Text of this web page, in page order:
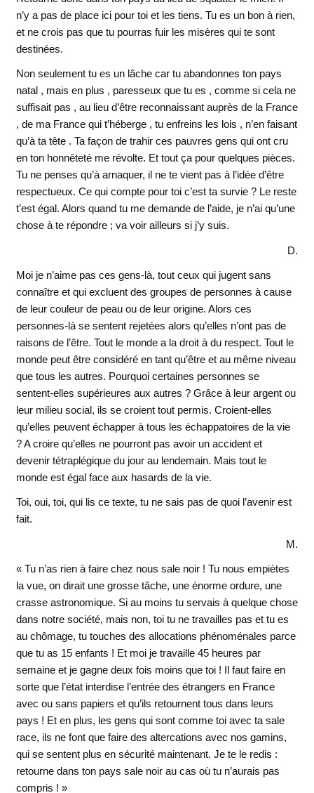
n’y a pas de place ici pour toi et les tiens. Tu es un bon à rien,
et ne crois pas que tu pourras fuir les misères qui te sont
destinées.
Non seulement tu es un lâche car tu abandonnes ton pays
natal , mais en plus , paresseux que tu es , comme si cela ne
suffisait pas , au lieu d’être reconnaissant auprès de la France
, de ma France qui t’héberge , tu enfreins les lois , n’en faisant
qu’à ta tête . Ta façon de trahir ces pauvres gens qui ont cru
en ton honnêteté me révolte. Et tout ça pour quelques pièces.
Tu ne penses qu’à arnaquer, il ne te vient pas à l’idée d’être
respectueux. Ce qui compte pour toi c’est ta survie ? Le reste
t’est égal. Alors quand tu me demande de l’aide, je n’ai qu’une
chose à te répondre ; va voir ailleurs si j’y suis.
D.
Moi je n’aime pas ces gens-là, tout ceux qui jugent sans
connaître et qui excluent des groupes de personnes à cause
de leur couleur de peau ou de leur origine. Alors ces
personnes-là se sentent rejetées alors qu’elles n’ont pas de
raisons de l’être. Tout le monde a la droit à du respect. Tout le
monde peut être considéré en tant qu’être et au même niveau
que tous les autres. Pourquoi certaines personnes se
sentent-elles supérieures aux autres ? Grâce à leur argent ou
leur milieu social, ils se croient tout permis. Croient-elles
qu’elles peuvent échapper à tous les échappatoires de la vie
? A croire qu’elles ne pourront pas avoir un accident et
devenir tétraplégique du jour au lendemain. Mais tout le
monde est égal face aux hasards de la vie.
Toi, oui, toi, qui lis ce texte, tu ne sais pas de quoi l’avenir est
fait.
M.
« Tu n’as rien à faire chez nous sale noir ! Tu nous empiètes
la vue, on dirait une grosse tâche, une énorme ordure, une
crasse astronomique. Si au moins tu servais à quelque chose
dans notre société, mais non, toi tu ne travailles pas et tu es
au chômage, tu touches des allocations phénoménales parce
que tu as 15 enfants ! Et moi je travaille 45 heures par
semaine et je gagne deux fois moins que toi ! Il faut faire en
sorte que l’état interdise l’entrée des étrangers en France
avec ou sans papiers et qu’ils retournent tous dans leurs
pays ! Et en plus, les gens qui sont comme toi avec ta sale
race, ils ne font que faire des altercations avec nos gamins,
qui se sentent plus en sécurité maintenant. Je te le redis :
retourne dans ton pays sale noir au cas où tu n’aurais pas
compris ! »